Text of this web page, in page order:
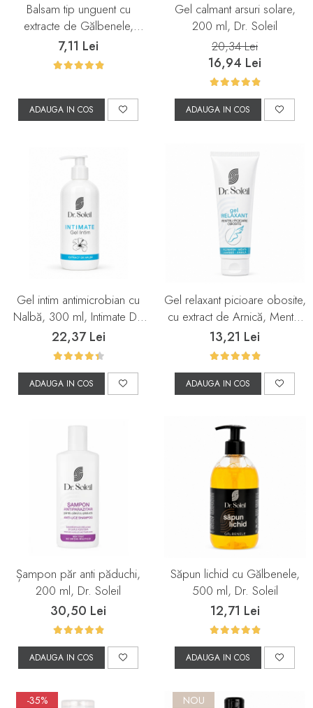
Balsam tip unguent cu
extracte de Gălbenele,
Coada Șoricelului și
Tătăneasă, 20 g, Dr. Soleil
7,11 Lei
ADAUGA IN COS
Gel calmant arsuri solare,
200 ml, Dr. Soleil
20,34 Lei
16,94 Lei
ADAUGA IN COS
Gel intim antimicrobian cu
Nalbă, 300 ml, Intimate Dr.
Soleil
22,37 Lei
ADAUGA IN COS
Gel relaxant picioare obosite,
cu extract de Arnică, Mentă,
Rozmarin și Lavandă, 100 ml,
Dr. Soleil
13,21 Lei
ADAUGA IN COS
Șampon păr anti păduchi,
200 ml, Dr. Soleil
30,50 Lei
ADAUGA IN COS
Săpun lichid cu Gălbenele,
500 ml, Dr. Soleil
12,71 Lei
ADAUGA IN COS
-35% NOU